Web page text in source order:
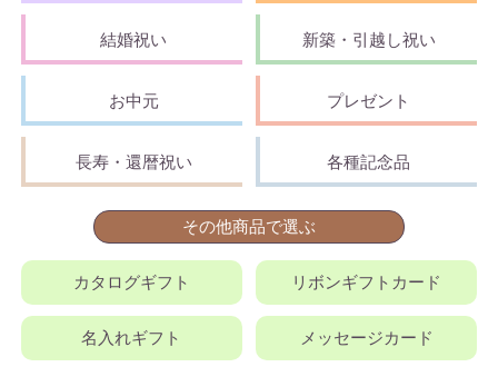
結婚祝い 新築・引越し祝い
お中元 プレゼント
長寿・還暦祝い 各種記念品
その他商品で選ぶ
カタログギフト リボンギフトカード
名入れギフト メッセージカード